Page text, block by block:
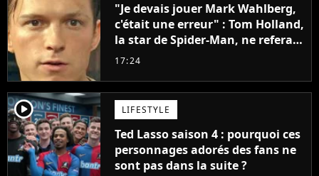
"Je devais jouer Mark Wahlberg,
c'était une erreur" : Tom Holland,
la star de Spider-Man, ne referait
pas ce blockbuster
17:24
player2 LIFESTYLE
Ted Lasso saison 4 : pourquoi ces
personnages adorés des fans ne
sont pas dans la suite ?